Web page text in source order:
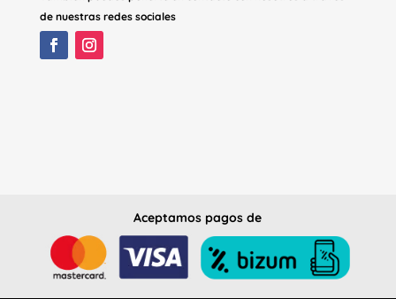
de nuestras redes sociales
Aceptamos pagos de